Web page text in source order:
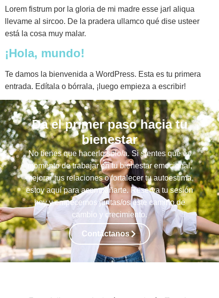
Lorem fistrum por la gloria de mi madre esse jarl aliqua
llevame al sircoo. De la pradera ullamco qué dise usteer
está la cosa muy malar.
¡Hola, mundo!
Te damos la bienvenida a WordPress. Esta es tu primera
entrada. Edítala o bórrala, ¡luego empieza a escribir!
Da el primer paso hacia tu
bienestar
No tienes que hacerlo solo/a. Si sientes que es
momento de trabajar en tu bienestar emocional,
mejorar tus relaciones o fortalecer tu autoestima,
estoy aquí para acompañarte. Reserva tu sesión
hoy y empecemos juntas/os este camino de
cambio y crecimiento.
Contáctanos